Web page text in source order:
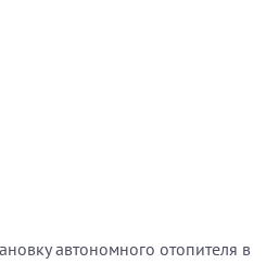
автономного отопителя в